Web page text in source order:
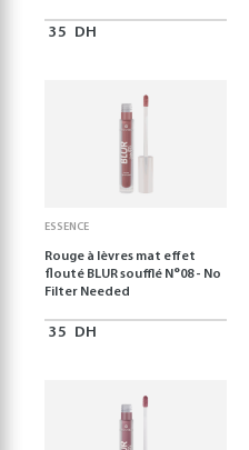
35 DH
ESSENCE
Rouge à lèvres mat effet
flouté BLUR soufflé N°08 - No
Filter Needed
35 DH